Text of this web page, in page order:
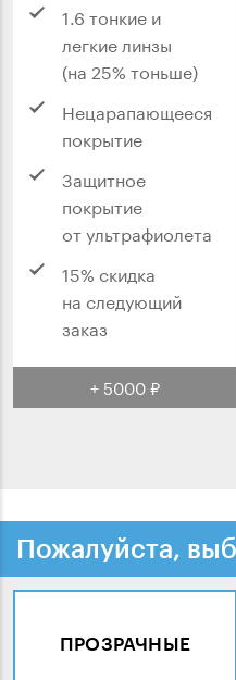
1.6 тонкие и
легкие линзы
(на 25% тоньше)
Нецарапающееся
покрытие
Защитное
покрытие
от ультрафиолета
15% скидка
на следующий
заказ
+ 5000 ₽
Пожалуйста,
ПРОЗРАЧНЫЕ